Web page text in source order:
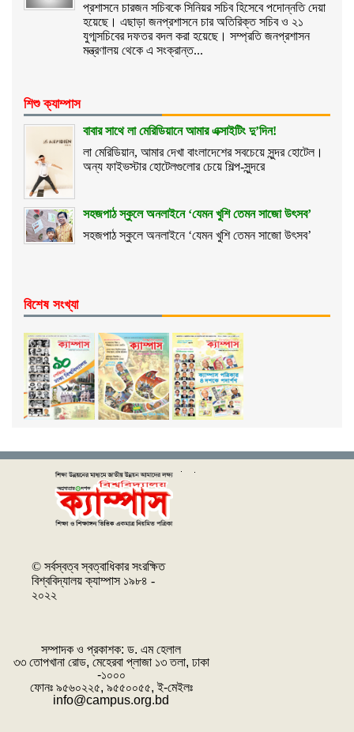
প্রশাসনে চারজন সচিবকে সিনিয়র সচিব হিসেবে পদোন্নতি দেয়া
হয়েছে। এছাড়া জনপ্রশাসনে চার অতিরিক্ত সচিব ও ২১
যুগ্মসচিবের দফতর বদল করা হয়েছে। সম্প্রতি জনপ্রশাসন
মন্ত্রণালয় থেকে এ সংক্রান্ত...
শিশু ক্যাম্পাস
বাবার সাথে লা মেরিডিয়ানে আমার এক্সাইটিং দু’দিন!
লা মেরিডিয়ান, আমার দেখা বাংলাদেশের সবচেয়ে সুন্দর হোটেল।
অন্য ফাইভস্টার হোটেলগুলোর চেয়ে শিল্প-সুন্দরে
সহজপাঠ স্কুলে অনলাইনে ‘যেমন খুশি তেমন সাজো উৎসব’
সহজপাঠ স্কুলে অনলাইনে ‘যেমন খুশি তেমন সাজো উৎসব’
বিশেষ সংখ্যা
© সর্বস্বত্ব স্বত্বাধিকার সংরক্ষিত
বিশ্ববিদ্যালয় ক্যাম্পাস ১৯৮৪ -
২০২২
সম্পাদক ও প্রকাশক: ‌ড. এম হেলাল
৩৩ তোপখানা রোড, মেহেরবা প্লাজা ১৩ তলা, ঢাকা
-১০০০
ফোনঃ ৯৫৬০২২৫, ৯৫৫০০৫৫, ই-মেইলঃ
info@campus.org.bd